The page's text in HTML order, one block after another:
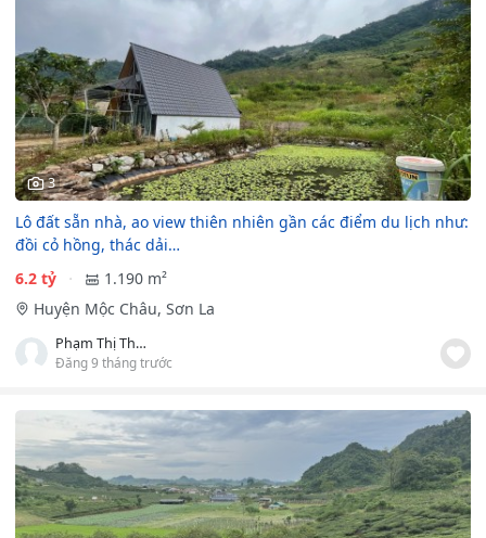
3
Lô đất sẵn nhà, ao view thiên nhiên gần các điểm du lịch như:
đồi cỏ hồng, thác dải…
6.2 tỷ
1.190 m²
Huyện Mộc Châu, Sơn La
Phạm Thị Thắm
Đăng 9 tháng trước